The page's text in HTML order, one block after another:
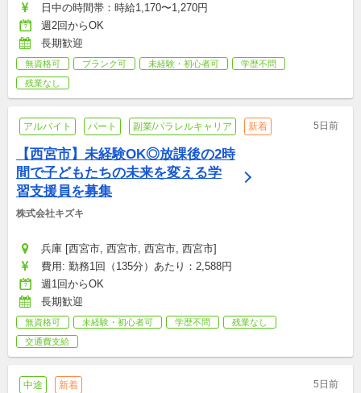
日中の時間帯：時給1,170〜1,270円
週2回からOK
長期歓迎
無資格可 ブランク可 未経験・初心者可
学歴不問
残業なし
アルバイト パート 副業/パラレルキャリア 新着 5日前
【西宮市】未経験OK◎放課後の2時
間で子どもたちの未来を変える学
習支援員を募集
株式会社キズキ
兵庫 [西宮市, 西宮市, 西宮市, 西宮市]
費用: 勤務1回（135分）あたり：2,588円
週1回からOK
長期歓迎
無資格可 未経験・初心者可 学歴不問
残業なし
交通費支給
中途 新着 5日前